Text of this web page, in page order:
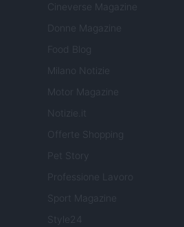
Cineverse Magazine
Donne Magazine
Food Blog
Milano Notizie
Motor Magazine
Notizie.it
Offerte Shopping
Professione Lavoro
Sport Magazine
Style24